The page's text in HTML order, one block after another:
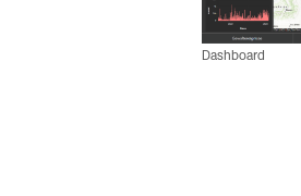
Dashboard